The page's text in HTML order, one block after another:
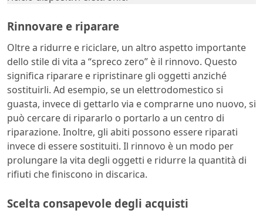
Rinnovare e riparare
Oltre a ridurre e riciclare, un altro aspetto importante
dello stile di vita a “spreco zero” è il rinnovo. Questo
significa riparare e ripristinare gli oggetti anziché
sostituirli. Ad esempio, se un elettrodomestico si
guasta, invece di gettarlo via e comprarne uno nuovo, si
può cercare di ripararlo o portarlo a un centro di
riparazione. Inoltre, gli abiti possono essere riparati
invece di essere sostituiti. Il rinnovo è un modo per
prolungare la vita degli oggetti e ridurre la quantità di
rifiuti che finiscono in discarica.
Scelta consapevole degli acquisti